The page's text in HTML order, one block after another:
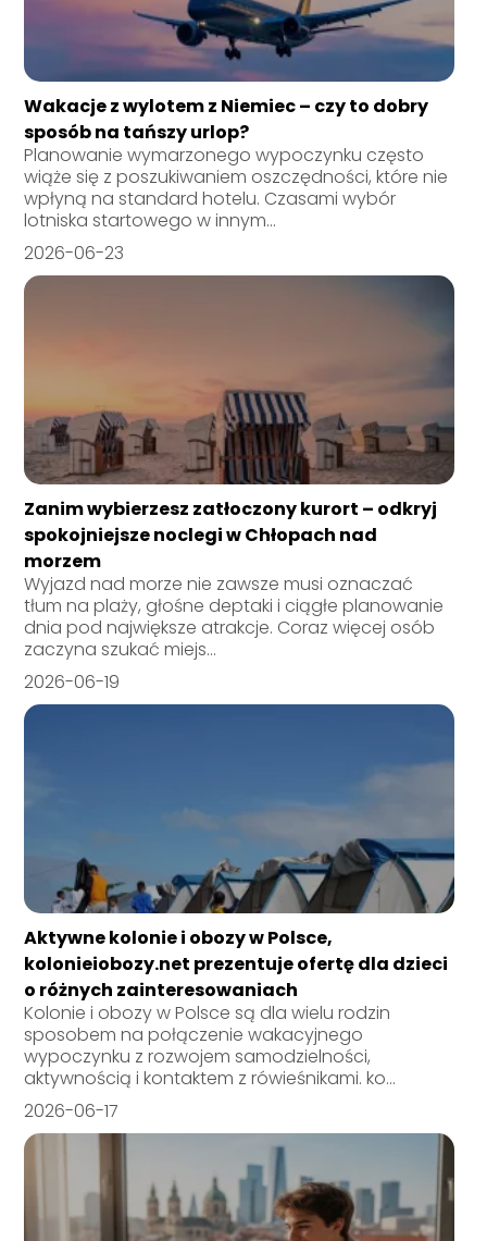
Wakacje z wylotem z Niemiec – czy to dobry
sposób na tańszy urlop?
Planowanie wymarzonego wypoczynku często
wiąże się z poszukiwaniem oszczędności, które nie
wpłyną na standard hotelu. Czasami wybór
lotniska startowego w innym...
2026-06-23
Zanim wybierzesz zatłoczony kurort – odkryj
spokojniejsze noclegi w Chłopach nad
morzem
Wyjazd nad morze nie zawsze musi oznaczać
tłum na plaży, głośne deptaki i ciągłe planowanie
dnia pod największe atrakcje. Coraz więcej osób
zaczyna szukać miejs...
2026-06-19
Aktywne kolonie i obozy w Polsce,
kolonieiobozy.net prezentuje ofertę dla dzieci
o różnych zainteresowaniach
Kolonie i obozy w Polsce są dla wielu rodzin
sposobem na połączenie wakacyjnego
wypoczynku z rozwojem samodzielności,
aktywnością i kontaktem z rówieśnikami. ko...
2026-06-17